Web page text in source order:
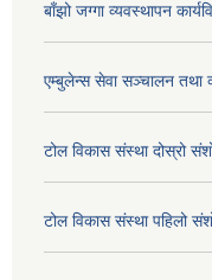
बाँझो जग्गा व्यवस्थापन
एम्बुलेन्स सेवा सञ्चालन तथा
टोल विकास संस्था दोस्रो
टोल विकास संस्था पहिलो